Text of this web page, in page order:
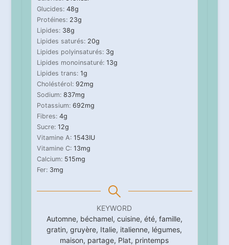
Glucides: 48g
Protéines: 23g
Lipides: 38g
Lipides saturés: 20g
Lipides polyinsaturés: 3g
Lipides monoinsaturé: 13g
Lipides trans: 1g
Choléstérol: 92mg
Sodium: 837mg
Potassium: 692mg
Fibres: 4g
Sucre: 12g
Vitamine A: 1543IU
Vitamine C: 13mg
Calcium: 515mg
Fer: 3mg
KEYWORD
Automne, béchamel, cuisine, été, famille,
gratin, gruyère, Italie, italienne, légumes,
maison, partage, Plat, printemps